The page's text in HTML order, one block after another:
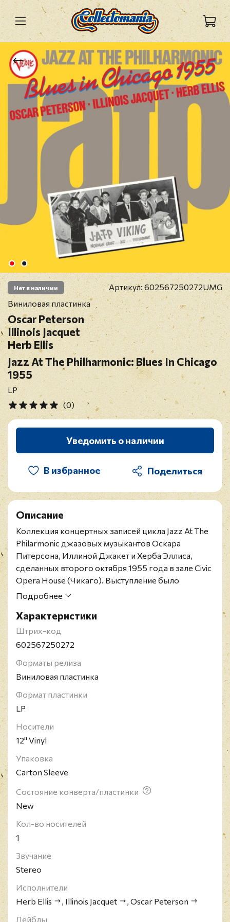
Нет в наличии Артикул: 602567250272UMG
Виниловая пластинка
Oscar Peterson
Illinois Jacquet
Herb Ellis
Jazz At The Philharmonic: Blues In Chicago
1955
LP
(0)
Уведомить о наличии
В избранное
Описание
Коллекция концертных записей цикла Jazz At The
Philarmonic джазовых музыкантов Оскара
Питерсона, Иллиной Джакет и Херба Эллиса,
сделанных второго октября 1955 года в зале Сivic
Opera House (Чикаго). Выступление было
аннонсироваео как Blues In Chicago 1955.
композитор, руководитель трио, преподаватель и
один из самых выдающихся пианистов-виртуозов
джаза.
гитарист, работавший в основном в стилях свинг,
би-боп и его производных (кул-джаз, west coast
jazz). Игру Херба Эллиса легко можно
определить по некоторому влиянию кантри в его
Подробнее
Характеристики
Штрих-код
602567250272
Форматы релиза
Виниловая пластинка
Формат пластинки
LP
Носители
12" Vinyl
Упаковка
Carton Sleeve
Состояние конверта/пластинки
New
Кол-во носителей
1
Звучание
Stereo
Исполнители
Herb Ellis
, Illinois Jacquet , Oscar Peterson
Лейблы